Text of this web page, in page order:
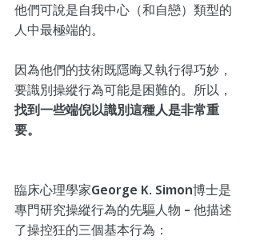
他們可說是自我中心（和自戀）類型的
人中最極端的。
因為他們的技術既隱晦又執行得巧妙，
要識別操縱行為可能是困難的。所以，
找到一些端倪以識別這種人是非常重
要。
臨床心理學家George K. Simon博士是
專門研究操縱行為的先驅人物 – 他描述
了操控狂的三個基本行為：